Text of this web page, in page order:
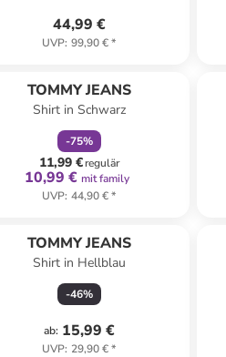
44,99 €
UVP: 99,90 €*
TOMMY JEANS
Shirt in Schwarz
-75%
11,99 €regulär
10,99 € mit family
UVP: 44,90 €*
TOMMY JEANS
Shirt in Hellblau
-46%
ab: 15,99 €
UVP: 29,90 €*